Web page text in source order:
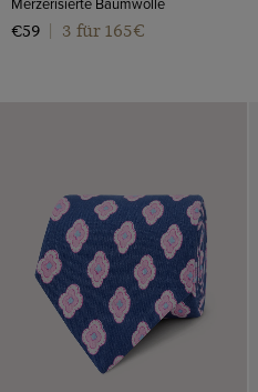
€59
3 für 165€